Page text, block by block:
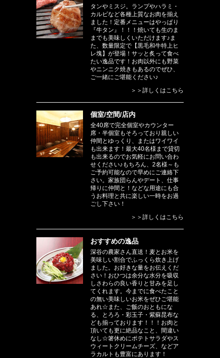
タンやミスジ。ランプやハラミ・
カルビなど各種上質なお肉を揃え
ました！定番メニューはやっぱり
『牛タン』！！！焼いても生のま
までも美味しくいただけます♪ま
た、数量限定で【黒毛和牛特上ヒ
レ塊】が登場！サッと炙って食べ
たい逸品です！お肉以外にも野菜
やニンニク焼きもあるのでぜひ、
ご一緒にご堪能ください♪
＞＞詳しくはこちら
個室/空間/店内
全40席で完全個室やカウンター
席・半個室もそろっており親しい
仲間とゆっくり、またはワイワイ
も出来ます！最大40名様まで貸切
も出来るのでお気軽にお問い合わ
せください♪もちろん、2名様～も
ご予約可能なので早めにご連絡下
さい。家族団らんやデート、仕事
帰りに仲間と！などな用途にも合
うお料理と共に楽しい一時をお過
ごし下さい！
＞＞詳しくはこちら
おすすめの逸品
深谷の農家さん直送！麦とお米を
美味しい割合でふっくら炊き上げ
ました。お好きな量をお伝えくだ
さい！おひつは余分な水分を吸収
しさわらの良い香りと甘みを足し
てくれます。今までに食べたこと
の無い美味しいお米をぜひご堪能
あれ☆また、ご飯のおともにな
る、とろろ・彩玉子・紫蘇昆布な
ども揃っております！！！お肉と
頂いても更に絶品なこと、間違い
なし☆箸休めにポテトサラダやス
ウィートクリームチーズ、などア
ラカルトも豊富にあります！